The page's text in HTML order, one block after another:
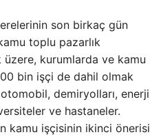
son birkaç gün
toplu pazarlık
üzere, kurumlarda ve kamu
bin işçi de dahil olmak
demiryolları, enerji
ve hastaneler.
kamu işçisinin ikinci önerisi